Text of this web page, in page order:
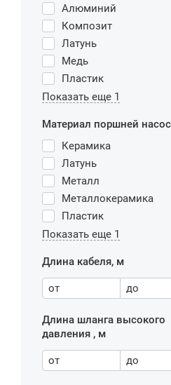
Алюминий
Композит
Латунь
Медь
Пластик
Показать еще 1
Материал поршней
Керамика
Латунь
Металл
Металлокерамика
Пластик
Показать еще 1
Длина кабеля, м
от до
Длина шланга высокого
давления , м
от до